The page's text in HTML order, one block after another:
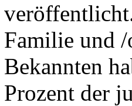
Familie und
Bekannten
Prozent der